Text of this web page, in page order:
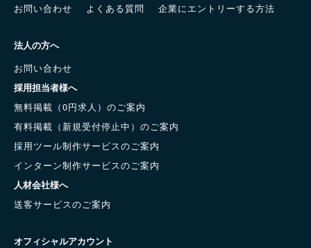
お問い合わせ
よくある質問 企業にエントリーする方法
法人の方へ
お問い合わせ
採用担当者様へ
無料掲載（0円求人）のご案内
有料掲載（新規受付停止中）のご案内
採用ツール制作サービスのご案内
インターン制作サービスのご案内
人材会社様へ
送客サービスのご案内
オフィシャルアカウント